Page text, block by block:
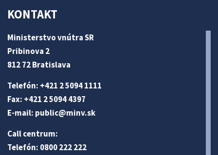
KONTAKT
Ministerstvo vnútra SR
Pribinova 2
812 72 Bratislava
Telefón: +421 2 5094 1111
Fax: +421 2 5094 4397
E-mail: public@minv.sk
Call centrum:
Telefón: 0800 222 222